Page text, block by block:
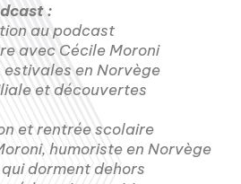
:
au podcast
avec Cécile Moroni
estivales en Norvège
et découvertes
et rentrée scolaire
humoriste en Norvège
dorment dehors